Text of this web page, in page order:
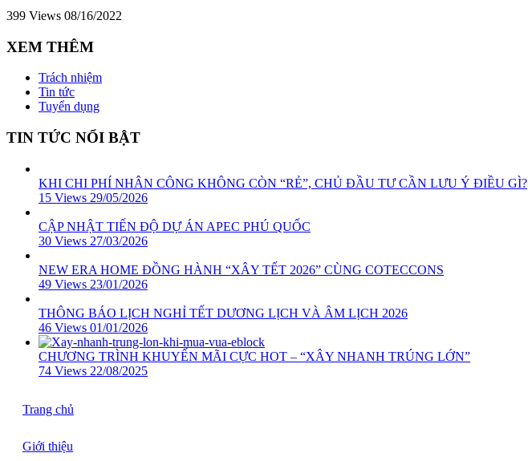
399 Views 08/16/2022
XEM THÊM
Trách nhiệm
Tin tức
Tuyển dụng
TIN TỨC NỔI BẬT
KHI CHI PHÍ NHÂN CÔNG KHÔNG CÒN “RẺ”, CHỦ ĐẦU TƯ CẦN LƯU Ý ĐIỀU GÌ?
15 Views 29/05/2026
CẬP NHẬT TIẾN ĐỘ DỰ ÁN APEC PHÚ QUỐC
30 Views 27/03/2026
NEW ERA HOME ĐỒNG HÀNH “XÂY TẾT 2026” CÙNG COTECCONS
49 Views 23/01/2026
THÔNG BÁO LỊCH NGHỈ TẾT DƯƠNG LỊCH VÀ ÂM LỊCH 2026
46 Views 01/01/2026
CHƯƠNG TRÌNH KHUYẾN MÃI CỰC HOT – “XÂY NHANH TRÚNG LỚN”
74 Views 22/08/2025
Trang chủ
Giới thiệu